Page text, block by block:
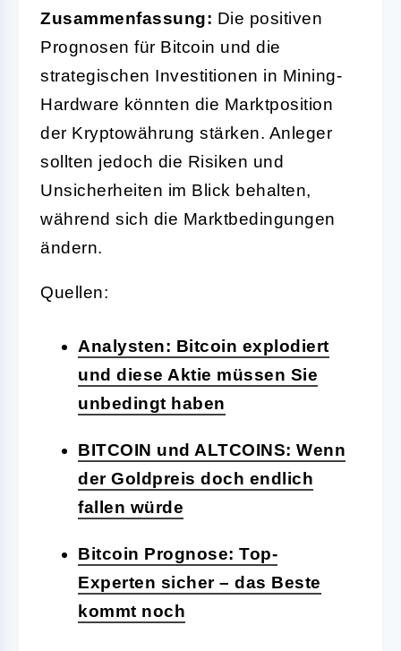
Zusammenfassung: Die positiven
Prognosen für Bitcoin und die
strategischen Investitionen in Mining-
Hardware könnten die Marktposition
der Kryptowährung stärken. Anleger
sollten jedoch die Risiken und
Unsicherheiten im Blick behalten,
während sich die Marktbedingungen
ändern.
Quellen:
Analysten: Bitcoin explodiert
und diese Aktie müssen Sie
unbedingt haben
BITCOIN und ALTCOINS: Wenn
der Goldpreis doch endlich
fallen würde
Bitcoin Prognose: Top-
Experten sicher – das Beste
kommt noch